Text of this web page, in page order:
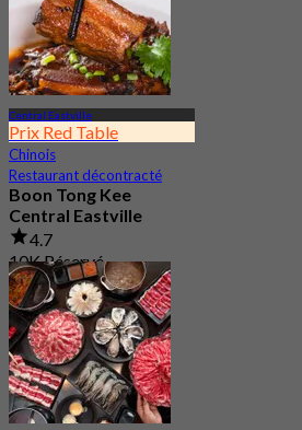
Central Eastville
Prix Red Table
Chinois
Restaurant décontracté
Boon Tong Kee
Central Eastville
4.7
10K Réservé
De฿ 362.5